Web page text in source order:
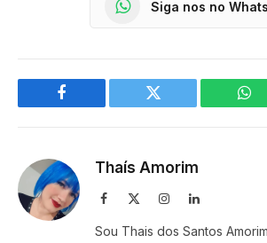
Siga nos no
Facebook Twitter
Thaís Amorim
Facebook InstagramLinkedIn
Sou Thais dos Santos